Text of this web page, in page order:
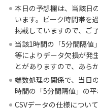
本日の予想欄は、当該日
います。ピーク時間帯を
掲載していますので、ご
当該1時間の「5分間隔値
等によりデータ欠損が発
とがありますので、あら
端数処理の関係で、当日
時間の「5分間隔値」の
CSVデータの仕様につい